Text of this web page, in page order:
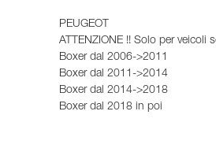
PEUGEOT
ATTENZIONE !! Solo per veicoli
Boxer dal 2006->2011
Boxer dal 2011->2014
Boxer dal 2014->2018
Boxer dal 2018 in poi